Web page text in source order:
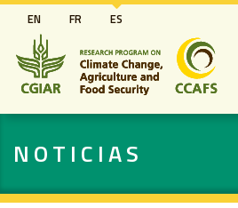
Pasar
al
principal
EN FR ES
NOTICIAS